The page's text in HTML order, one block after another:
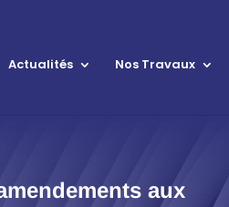
Actualités Nos Travaux
aux